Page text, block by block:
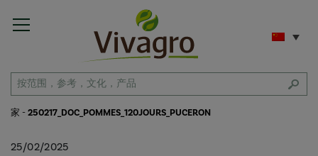
家 -250217_DOC_POMMES_120JOURS_PUCERON
25/02/2025